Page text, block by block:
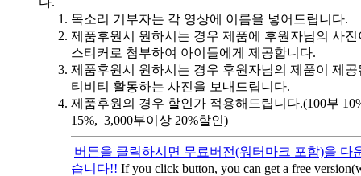
목소리 기부자는 각 영상에 이름을 넣어드립니다.
제품후원시 원하시는 경우 제품에 후원자님의 사
스티커로 첨부하여 아이들에게 제공합니다.
제품후원시 원하시는 경우 후원자님의 제품이 제
티비티 활동하는 사진을 보내드립니다.
제품후원의 경우 할인가 적용해드립니다.(100부
15%, 3,000부이상 20%할인)
버튼을 클릭하시면 무료버전(워터마크 포함)을 다
습니다!! If you click button, you can get a free